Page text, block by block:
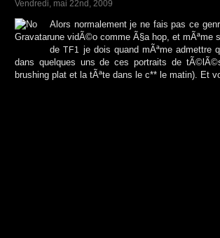
Vendredi, mai 22nd, 2009
Alors normalement je ne fais pas ce
une vidÃ©o comme Ã§a hop, et mÃªme
deTF1
je dois quand mÃªme admettre
dans quelques uns de ces portraits de
brushing plat et la tÃªte dans le c** le matin). Et